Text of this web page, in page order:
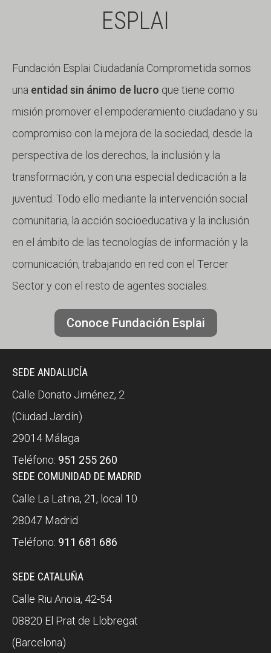
ESPLAI
Fundación Esplai Ciudadanía Comprometida somos
una entidad sin ánimo de lucro que tiene como
misión promover el empoderamiento ciudadano y su
compromiso con la mejora de la sociedad, desde la
perspectiva de los derechos, la inclusión y la
transformación, y con una especial dedicación a la
juventud. Todo ello mediante la intervención social
comunitaria, la acción socioeducativa y la inclusión
en el ámbito de las tecnologías de información y la
comunicación, trabajando en red con el Tercer
Sector y con el resto de agentes sociales.
Conoce Fundación Esplai
SEDE ANDALUCÍA
Calle Donato Jiménez, 2
(Ciudad Jardín)
29014 Málaga
Teléfono: 951 255 260
SEDE COMUNIDAD DE MADRID
Calle La Latina, 21, local 10
28047 Madrid
Teléfono: 911 681 686
SEDE CATALUÑA
Calle Riu Anoia, 42-54
08820 El Prat de Llobregat
(Barcelona)